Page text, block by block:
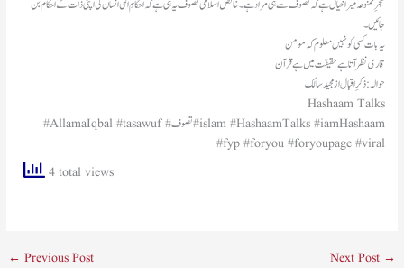
شجرِ ممنوعہ میرا خیال ہے کہ تصوف سے ہی مراد ہے۔ خالص اسلامی تصوف یہ ہی ہے کہ احکامِ الہی انسان کی اپنی ذات کے احکام بن
جائیں۔
یہ بات کسی کو نہیں معلوم کہ مومن
قاری نظر آتا ہے حقیقت میں ہے قرآن
حوالہ : ذکرِ اقبال از مجید سالک
Hashaam Talks
#AllamaIqbal #tasawuf #تصوف #islam #HashaamTalks #iamHashaam
#fyp #foryou #foryoupage #viral
4 total views
← Previous Post Next Post →